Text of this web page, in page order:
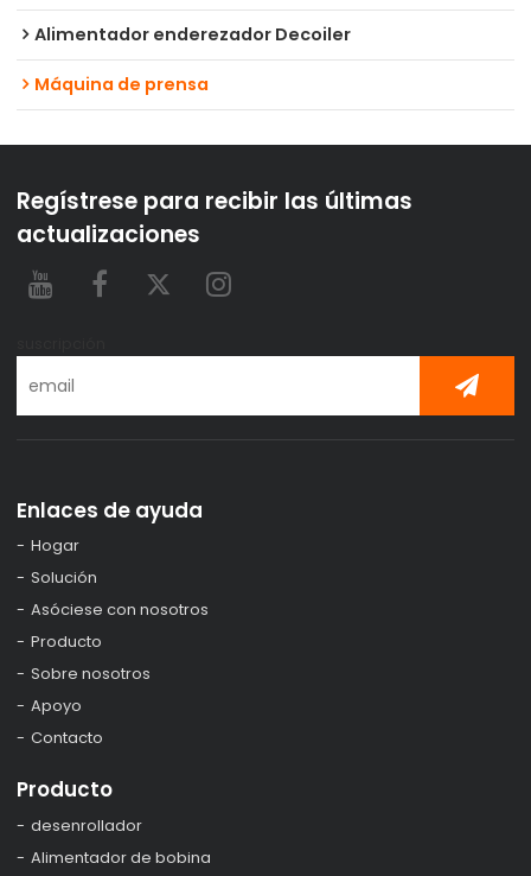
Alimentador enderezador Decoiler
Máquina de prensa
Regístrese para recibir las últimas
actualizaciones
Enlaces de ayuda
Hogar
Solución
Asóciese con nosotros
Producto
Sobre nosotros
Apoyo
Contacto
Producto
desenrollador
Alimentador de bobina